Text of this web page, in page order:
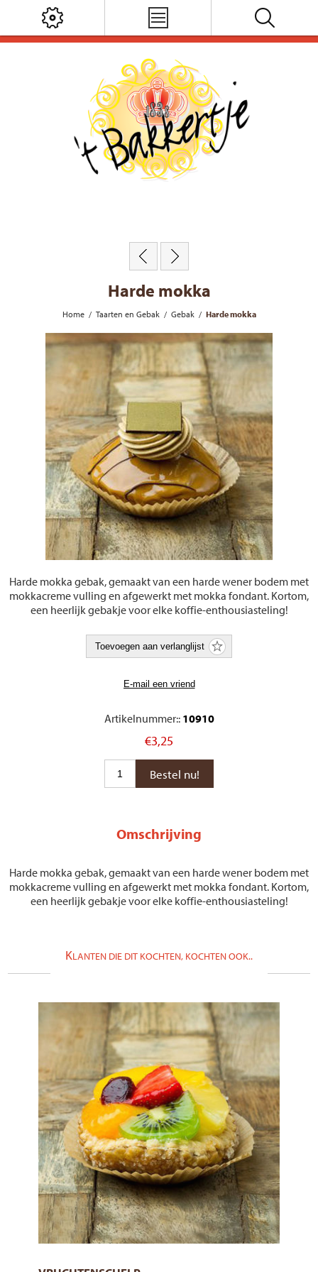
Harde mokka
Home / Taarten en Gebak / Gebak / Harde mokka
Harde mokka gebak, gemaakt van een harde wener bodem met
mokkacreme vulling en afgewerkt met mokka fondant. Kortom,
een heerlijk gebakje voor elke koffie-enthousiasteling!
Artikelnummer:: 10910
€3,25
Omschrijving
Harde mokka gebak, gemaakt van een harde wener bodem met
mokkacreme vulling en afgewerkt met mokka fondant. Kortom,
een heerlijk gebakje voor elke koffie-enthousiasteling!
KLANTEN DIE DIT KOCHTEN, KOCHTEN OOK..